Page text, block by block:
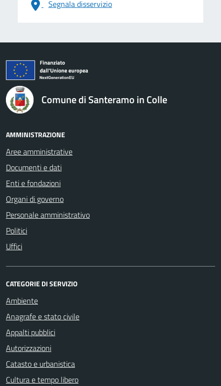
Segnala disservizio
logo Unione Europea
Comune di Santeramo in Colle
AMMINISTRAZIONE
Aree amministrative
Documenti e dati
Enti e fondazioni
Organi di governo
Personale amministrativo
Politici
Uffici
CATEGORIE DI SERVIZIO
Ambiente
Anagrafe e stato civile
Appalti pubblici
Autorizzazioni
Catasto e urbanistica
Cultura e tempo libero